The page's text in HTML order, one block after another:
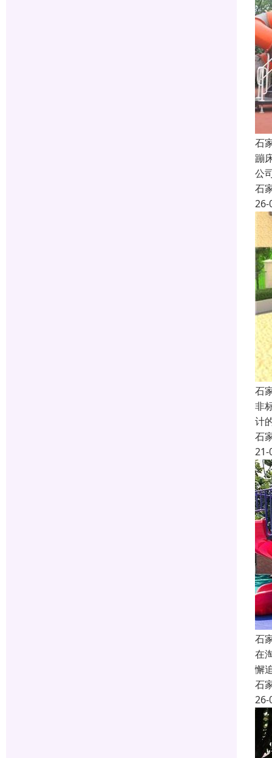
石
蹦
公
石
26-
石
非
计
石
21-
石
在
懈
石
26-